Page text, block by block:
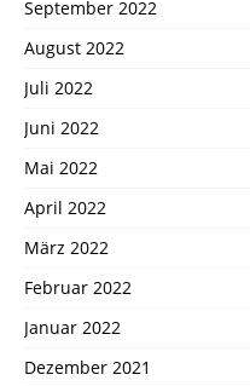
September 2022
August 2022
Juli 2022
Juni 2022
Mai 2022
April 2022
März 2022
Februar 2022
Januar 2022
Dezember 2021